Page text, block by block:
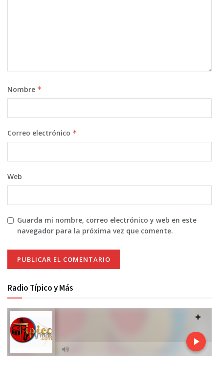
Nombre *
Correo electrónico *
Web
Guarda mi nombre, correo electrónico y web en este
navegador para la próxima vez que comente.
Radio Típico y Más